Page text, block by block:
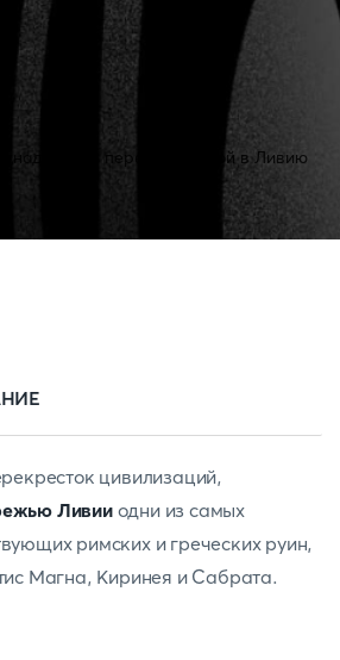
цивилизаций,
Ливииодни из самых
римских и греческих руин,
Магна, Киринея и Сабрата.